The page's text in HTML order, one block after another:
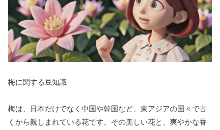
梅に関する豆知識
梅は、日本だけでなく中国や韓国など、東アジアの国々で古
くから親しまれている花です。その美しい花と、爽やかな香